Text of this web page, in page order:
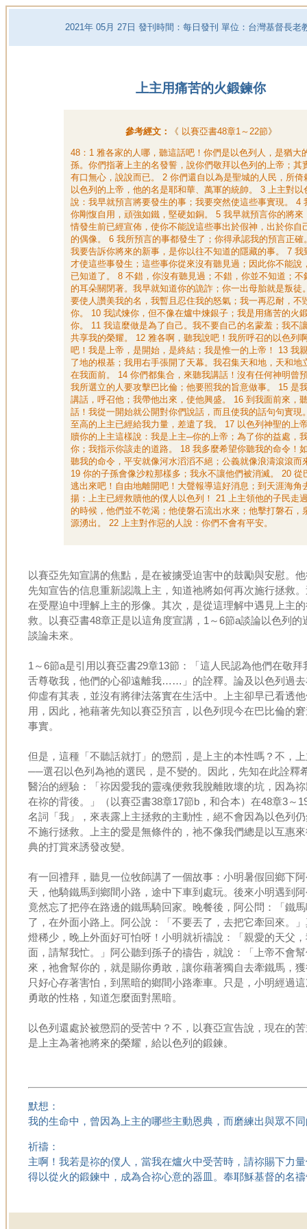
2021年 05月 27日 發刊時間：每日發刊 單位：台灣基督長老
上主用痛苦的火鍛鍊你
參考經文： 《 以賽亞書48章1～22節》
48：1 雅各家的人哪，聽這話吧！你們是以色列人，是猶大
孫。你們指著上主的名發誓，說你們敬拜以色列的上帝；其
有口無心，說說而已。 2 你們還自以為是聖城的人民，所倚
以色列的上帝，他的名是耶和華、萬軍的統帥。 3 上主對以
說：我早就預言將要發生的事；我要突然使這些事實現。 4
你剛愎自用，頑強如鐵，堅硬如銅。 5 我早就預言你的將來
情發生前已經宣佈，使你不能說這些事出於假神，出於你自
的偶像。 6 我所預言的事都發生了；你得承認我的預言正確
我要告訴你將來的新事，是你以往不知道的隱藏的事。 7 我
才使這些事發生；這些事你從來沒有聽見過；因此你不能說
已知道了。 8 不錯，你沒有聽見過；不錯，你並不知道；不
的耳朵關閉著。我早就知道你的詭詐；你一出母胎就是叛徒
要使人讚美我的名，我暫且忍住我的怒氣；我一再忍耐，不
你。 10 我試煉你，但不像在爐中煉銀子；我是用痛苦的火
你。 11 我這麼做是為了自己。我不要自己的名蒙羞；我不
共享我的榮耀。 12 雅各啊，聽我說吧！我所呼召的以色列
吧！我是上帝，是開始，是終結；我是惟一的上帝！ 13 我
了地的根基；我用右手張開了天幕。我召集天和地，天和地
在我面前。 14 你們都集合，來聽我講話！沒有任何神明曾
我所選立的人要攻擊巴比倫；他要照我的旨意做事。 15 是
講話，呼召他；我帶他出來，使他興盛。 16 到我面前來，
話！我從一開始就公開對你們說話，而且使我的話句句實現
至高的上主已經給我力量，差遣了我。 17 以色列神聖的上
贖你的上主這樣說：我是上主─你的上帝；為了你的益處，
你；我指示你該走的道路。 18 我多麼希望你聽我的命令！
聽我的命令，平安就像河水滔滔不絕；公義就像浪濤滾滾而
19 你的子孫會像沙粒那樣多；我永不讓他們被消滅。 20 從
逃出來吧！自由地離開吧！大聲報導這好消息；到天涯海角
揚：上主已經救贖他的僕人以色列！ 21 上主領他的子民走
的時候，他們並不乾渴；他使磐石流出水來；他擊打磐石，
源湧出。 22 上主對作惡的人說：你們不會有平安。
以賽亞先知宣講的焦點，是在被擄受迫害中的鼓勵與安慰。
先知宣告的信息重新認識上主，知道祂將如何再次施行拯救
在受壓迫中理解上主的形像。其次，是從這理解中遇見上主
救。以賽亞書48章正是以這角度宣講，1～6節a談論以色列的
談論未來。
1～6節a是引用以賽亞書29章13節：「這人民認為他們在敬拜
舌尊敬我，他們的心卻遠離我……」的詮釋。論及以色列過
仰虛有其表，並沒有將律法落實在生活中。上主卻早已看透
用，因此，祂藉著先知以賽亞預言，以色列現今在巴比倫的
事實。
但是，這種「不聽話就打」的懲罰，是上主的本性嗎？不，
──選召以色列為祂的選民，是不變的。因此，先知在此詮釋
醫治的經驗：「祢因愛我的靈魂便救我脫離敗壞的坑，因為
在祢的背後。」（以賽亞書38章17節b，和合本）在48章3～
名詞「我」，來表露上主拯救的主動性，絕不會因為以色列
不施行拯救。上主的愛是無條件的，祂不像我們總是以互惠
典的打賞來誘發改變。
有一回禮拜，聽見一位牧師講了一個故事：小明暑假回鄉下
天，他騎鐵馬到鄉間小路，途中下車到處玩。後來小明遇到
竟然忘了把停在路邊的鐵馬騎回家。晚餐後，阿公問：「鐵
了，在外面小路上。阿公說：「不要丟了，去把它牽回來。
燈稀少，晚上外面好可怕呀！小明就祈禱說：「親愛的天父
面，請幫我忙。」阿公聽到孫子的禱告，就說：「上帝不會
來，祂會幫你的，就是賜你勇敢，讓你藉著獨自去牽鐵馬，
只好心存著害怕，到黑暗的鄉間小路牽車。只是，小明經過
勇敢的性格，知道怎麼面對黑暗。
以色列還處於被懲罰的受苦中？不，以賽亞宣告說，現在的
是上主為著祂將來的榮耀，給以色列的鍛鍊。
默想：
我的生命中，曾因為上主的哪些主動恩典，而磨練出與眾不
祈禱：
主啊！我若是祢的僕人，當我在爐火中受苦時，請祢賜下力
得以從火的鍛鍊中，成為合祢心意的器皿。奉耶穌基督的名